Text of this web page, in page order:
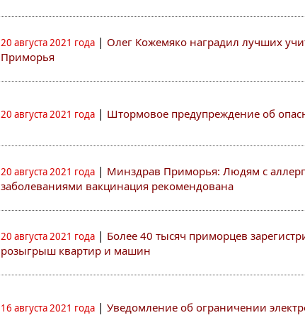
20 августа 2021 года | Олег Кожемяко наградил лучших
Приморья
20 августа 2021 года | Штормовое предупреждение об
20 августа 2021 года | Минздрав Приморья: Людям с
заболеваниями вакцинация рекомендована
20 августа 2021 года | Более 40 тысяч приморцев
розыгрыш квартир и машин
16 августа 2021 года | Уведомление об ограничении